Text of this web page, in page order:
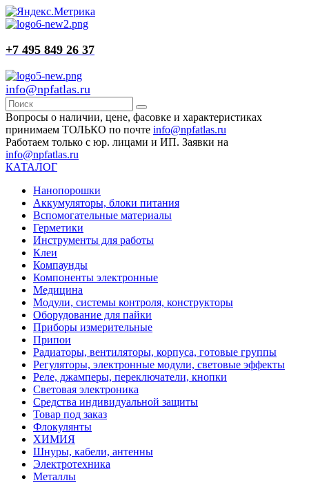
+7 495 849 26 37
info@npfatlas.ru
Вопросы о наличии, цене, фасовке и характеристиках
принимаем ТОЛЬКО по почте info@npfatlas.ru
Работаем только с юр. лицами и ИП. Заявки на
info@npfatlas.ru
КАТАЛОГ
Нанопорошки
Аккумуляторы, блоки питания
Вспомогательные материалы
Герметики
Инструменты для работы
Клеи
Компаунды
Компоненты электронные
Медицина
Модули, системы контроля, конструкторы
Оборудование для пайки
Приборы измерительные
Припои
Радиаторы, вентиляторы, корпуса, готовые группы
Регуляторы, электронные модули, световые эффекты
Реле, джамперы, переключатели, кнопки
Световая электроника
Средства индивидуальной защиты
Товар под заказ
Флокулянты
ХИМИЯ
Шнуры, кабели, антенны
Электротехника
Металлы